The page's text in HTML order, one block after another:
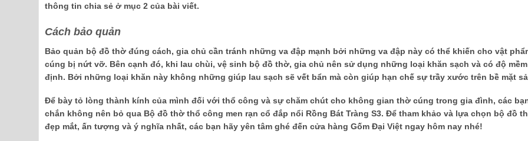
thông tin chia sẻ ở mục 2 của bài viết.
Cách bảo quản
Bảo quản bộ đồ thờ đúng cách, gia chủ cần tránh những va đập mạnh bởi những va đập này có thể khiến cho vật
cúng bị nứt vỡ. Bên cạnh đó, khi lau chùi, vệ sinh bộ đồ thờ, gia chủ nên sử dụng những loại khăn sạch và có độ
định. Bởi những loại khăn này không những giúp lau sạch sẽ vết bẩn mà còn giúp hạn chế sự trầy xước trên bề mặt
Để bày tỏ lòng thành kính của mình đối với thổ công và sự chăm chút cho không gian thờ cúng trong gia đình, các
chắn không nên bỏ qua Bộ đồ thờ thổ công men rạn cổ đắp nổi Rồng Bát Tràng S3. Để tham khảo và lựa chọn bộ đồ
đẹp mắt, ấn tượng và ý nghĩa nhất, các bạn hãy yên tâm ghé đến cửa hàng Gốm Đại Việt ngay hôm nay nhé!